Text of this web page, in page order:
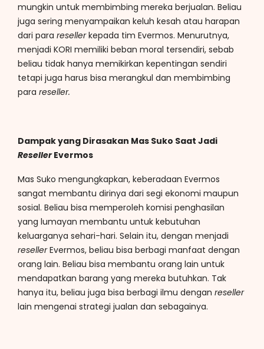
mungkin untuk membimbing mereka berjualan. Beliau
juga sering menyampaikan keluh kesah atau harapan
dari para resellerkepada tim Evermos. Menurutnya,
menjadi KORI memiliki beban moral tersendiri, sebab
beliau tidak hanya memikirkan kepentingan sendiri
tetapi juga harus bisa merangkul dan membimbing
para reseller.
Dampak yang Dirasakan Mas Suko Saat Jadi
ResellerEvermos
Mas Suko mengungkapkan, keberadaan Evermos
sangat membantu dirinya dari segi ekonomi maupun
sosial. Beliau bisa memperoleh komisi penghasilan
yang lumayan membantu untuk kebutuhan
keluarganya sehari-hari. Selain itu, dengan menjadi
resellerEvermos, beliau bisa berbagi manfaat dengan
orang lain. Beliau bisa membantu orang lain untuk
mendapatkan barang yang mereka butuhkan. Tak
hanya itu, beliau juga bisa berbagi ilmu dengan reseller
lain mengenai strategi jualan dan sebagainya.